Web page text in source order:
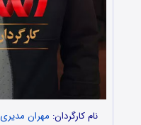
نام کارگردان: مهران مدیری